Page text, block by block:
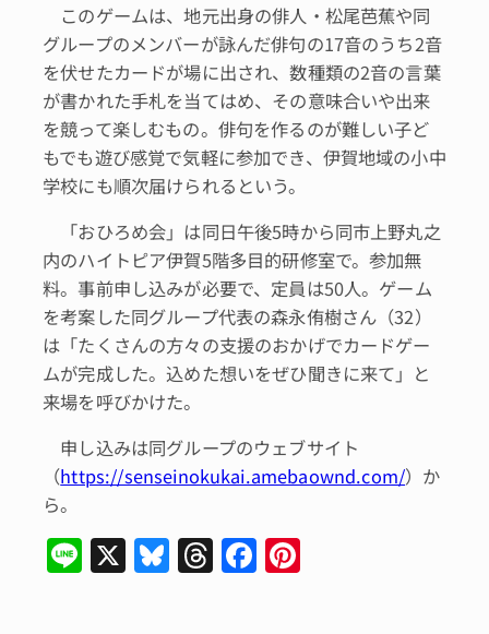
このゲームは、地元出身の俳人・松尾芭蕉や同
グループのメンバーが詠んだ俳句の17音のうち2音
を伏せたカードが場に出され、数種類の2音の言葉
が書かれた手札を当てはめ、その意味合いや出来
を競って楽しむもの。俳句を作るのが難しい子ど
もでも遊び感覚で気軽に参加でき、伊賀地域の小中
学校にも順次届けられるという。
「おひろめ会」は同日午後5時から同市上野丸之
内のハイトピア伊賀5階多目的研修室で。参加無
料。事前申し込みが必要で、定員は50人。ゲーム
を考案した同グループ代表の森永侑樹さん（32）
は「たくさんの方々の支援のおかげでカードゲー
ムが完成した。込めた想いをぜひ聞きに来て」と
来場を呼びかけた。
申し込みは同グループのウェブサイト
（https://senseinokukai.amebaownd.com/）か
ら。
Li X Bl T F